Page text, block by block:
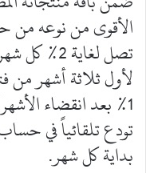
الأقوى من نوعه من
تصل لغاية
لأول ثلاثة أشهر من
1% بعد انقضاء
تودع تلقائياً في
بداية كل شهر.